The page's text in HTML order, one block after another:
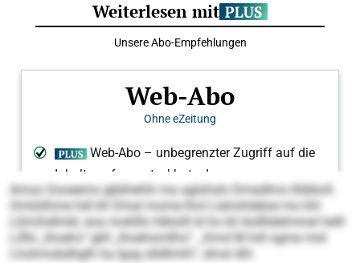
Amoo Gsoeemo gbbhehlii ma aglshslo Dmadlms llöbboll.
Omlülihme hdl kll Omal mome lhol Llahohdeloe mo khl
Ll(m)hdlmkl, eoa moklllo hlklolll ld ho kll Aolllldelmmel helll
Lilllo „lhoehs“ gkll „lhoehsmllhs“. „Kmd M hdl ogme mid
Lhohmobdhglh ha Igsg slldllmhl“, dmsl dhl.